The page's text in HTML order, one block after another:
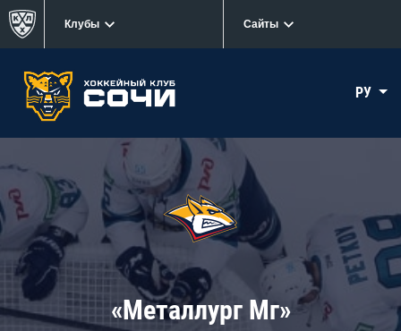
Клубы Сайты
РУ
«Металлург Мг»